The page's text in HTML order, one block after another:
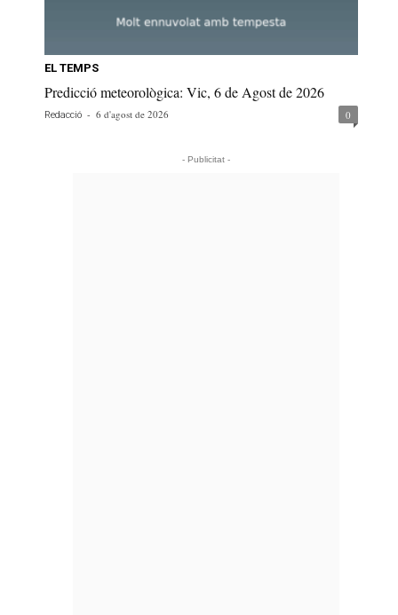
EL TEMPS
Predicció meteorològica: Vic, 6 de Agost de 2026
Redacció - 6 d'agost de 2026 0
- Publicitat -